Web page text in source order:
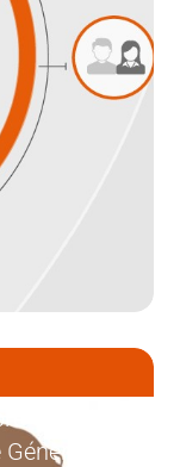
Gestión